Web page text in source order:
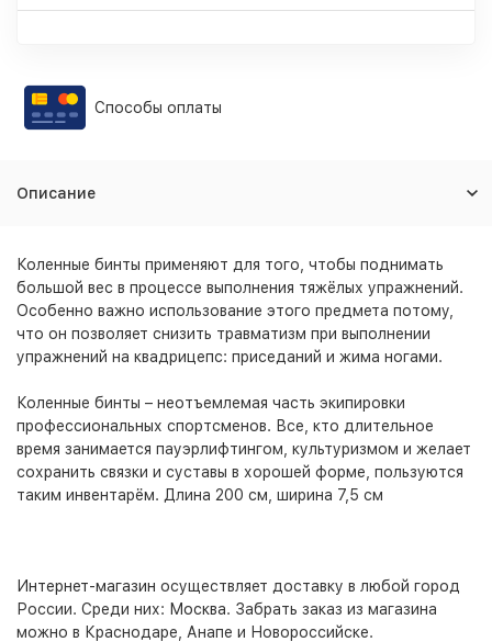
Способы оплаты
Описание
Коленные бинты применяют для того, чтобы поднимать
большой вес в процессе выполнения тяжёлых упражнений.
Особенно важно использование этого предмета потому,
что он позволяет снизить травматизм при выполнении
упражнений на квадрицепс: приседаний и жима ногами.
Коленные бинты – неотъемлемая часть экипировки
профессиональных спортсменов. Все, кто длительное
время занимается пауэрлифтингом, культуризмом и желает
сохранить связки и суставы в хорошей форме, пользуются
таким инвентарём. Длина 200 см, ширина 7,5 см
Интернет-магазин осуществляет доставку в любой город
России. Среди них: Москва. Забрать заказ из магазина
можно в Краснодаре, Анапе и Новороссийске.